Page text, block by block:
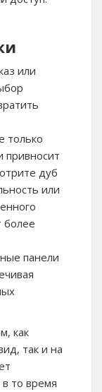
или
только
привносит
дуб
или
более
панели
как
так и на
то время